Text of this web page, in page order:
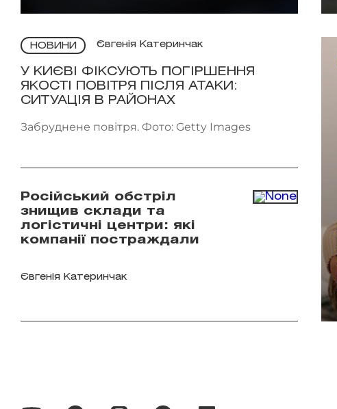
НОВИНИ Євгенія Катеринчак
У КИЄВІ ФІКСУЮТЬ ПОГІРШЕННЯ
ЯКОСТІ ПОВІТРЯ ПІСЛЯ АТАКИ:
СИТУАЦІЯ В РАЙОНАХ
Забруднене повітря. Фото: Getty Images
Російський обстріл
знищив склади та
логістичні центри: які
компанії постраждали
Євгенія Катеринчак